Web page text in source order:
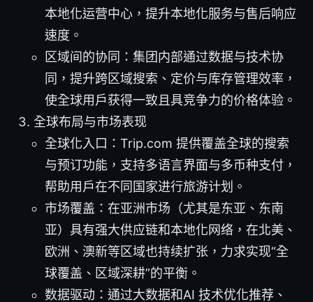
本地化运营中心，提升本地化服务与售后响应
速度。
区域间的协同：集团内部通过数据与技术协
同，提升跨区域搜索、定价与库存管理效率，
使全球用户获得一致且具竞争力的价格体验。
全球布局与市场表现
全球化入口：Trip.com 提供覆盖全球的搜索
与预订功能，支持多语言界面与多币种支付，
帮助用户在不同国家进行旅游计划。
市场覆盖：在亚洲市场（尤其是东亚、东南
亚）具有强大供应链和本地化网络，在北美、
欧洲、澳新等区域也持续扩张，力求实现“全
球覆盖、区域深耕”的平衡。
数据驱动：通过大数据和AI 技术优化推荐、